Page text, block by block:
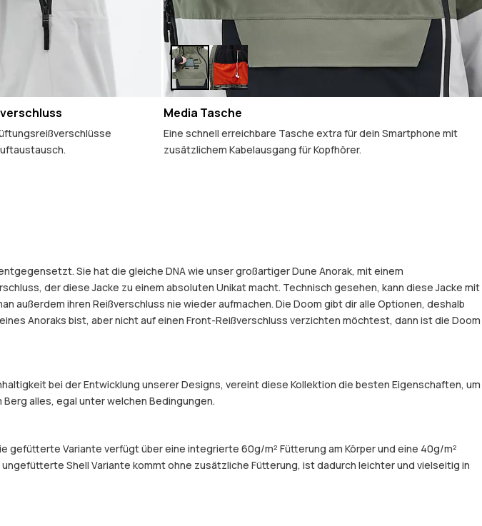
Media Tasche
Eine schnell erreichbare Tasche extra für dein Smartphone mit
zusätzlichem Kabelausgang für Kopfhörer.
Sie hat die gleiche DNA wie unser großartiger Dune Anorak, mit einem
der diese Jacke zu einem absoluten Unikat macht. Technisch gesehen, kann diese Jacke mit
außerdem ihren Reißverschluss nie wieder aufmachen. Die Doom gibt dir alle Optionen, deshalb
Anoraks bist, aber nicht auf einen Front-Reißverschluss verzichten möchtest, dann ist die Doom
bei der Entwicklung unserer Designs, vereint diese Kollektion die besten Eigenschaften, um
alles, egal unter welchen Bedingungen.
gefütterte Variante verfügt über eine integrierte 60g/m² Fütterung am Körper und eine 40g/m²
Shell Variante kommt ohne zusätzliche Fütterung, ist dadurch leichter und vielseitig in